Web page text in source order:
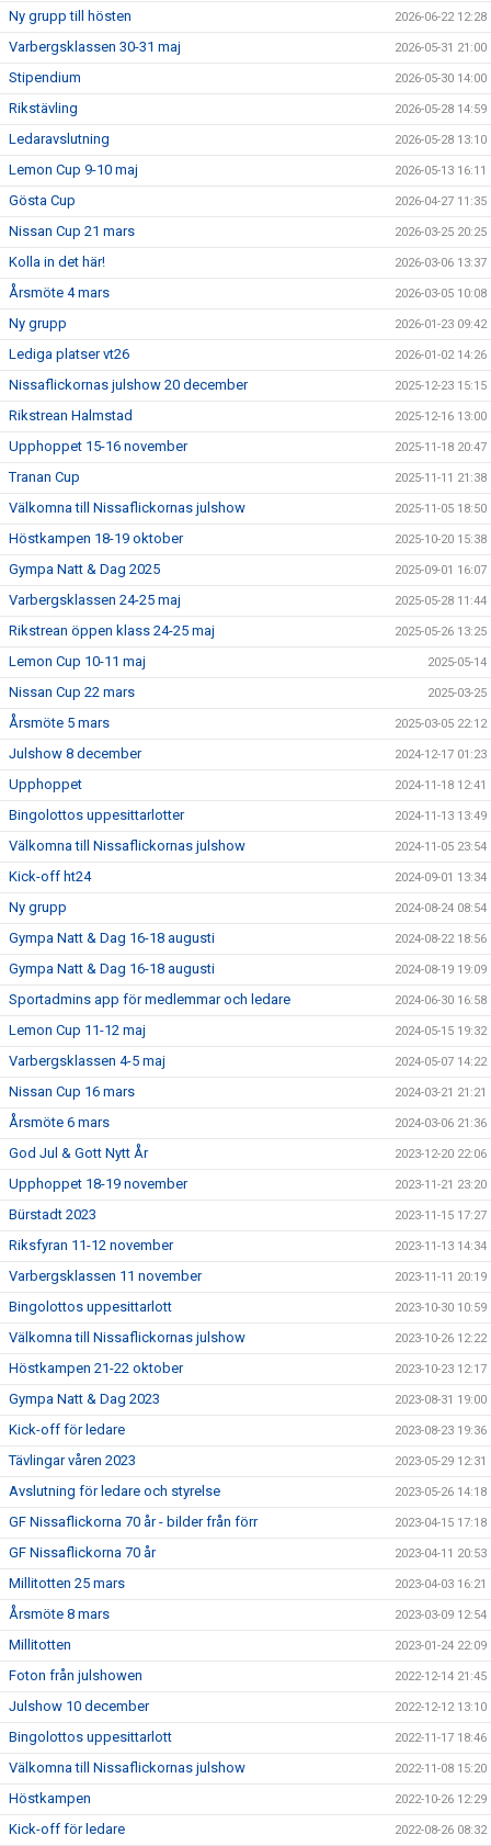
Ny grupp till hösten 2026-06-22 12:28
Varbergsklassen 30-31 maj 2026-05-31 21:00
Stipendium 2026-05-30 14:00
Rikstävling 2026-05-28 14:59
Ledaravslutning 2026-05-28 13:10
Lemon Cup 9-10 maj 2026-05-13 16:11
Gösta Cup 2026-04-27 11:35
Nissan Cup 21 mars 2026-03-25 20:25
Kolla in det här! 2026-03-06 13:37
Årsmöte 4 mars 2026-03-05 10:08
Ny grupp 2026-01-23 09:42
Lediga platser vt26 2026-01-02 14:26
Nissaflickornas julshow 20 december 2025-12-23 15:15
Rikstrean Halmstad 2025-12-16 13:00
Upphoppet 15-16 november 2025-11-18 20:47
Tranan Cup 2025-11-11 21:38
Välkomna till Nissaflickornas julshow 2025-11-05 18:50
Höstkampen 18-19 oktober 2025-10-20 15:38
Gympa Natt & Dag 2025 2025-09-01 16:07
Varbergsklassen 24-25 maj 2025-05-28 11:44
Rikstrean öppen klass 24-25 maj 2025-05-26 13:25
Lemon Cup 10-11 maj 2025-05-14
Nissan Cup 22 mars 2025-03-25
Årsmöte 5 mars 2025-03-05 22:12
Julshow 8 december 2024-12-17 01:23
Upphoppet 2024-11-18 12:41
Bingolottos uppesittarlotter 2024-11-13 13:49
Välkomna till Nissaflickornas julshow 2024-11-05 23:54
Kick-off ht24 2024-09-01 13:34
Ny grupp 2024-08-24 08:54
Gympa Natt & Dag 16-18 augusti 2024-08-22 18:56
Gympa Natt & Dag 16-18 augusti 2024-08-19 19:09
Sportadmins app för medlemmar och ledare 2024-06-30 16:58
Lemon Cup 11-12 maj 2024-05-15 19:32
Varbergsklassen 4-5 maj 2024-05-07 14:22
Nissan Cup 16 mars 2024-03-21 21:21
Årsmöte 6 mars 2024-03-06 21:36
God Jul & Gott Nytt År 2023-12-20 22:06
Upphoppet 18-19 november 2023-11-21 23:20
Bürstadt 2023 2023-11-15 17:27
Riksfyran 11-12 november 2023-11-13 14:34
Varbergsklassen 11 november 2023-11-11 20:19
Bingolottos uppesittarlott 2023-10-30 10:59
Välkomna till Nissaflickornas julshow 2023-10-26 12:22
Höstkampen 21-22 oktober 2023-10-23 12:17
Gympa Natt & Dag 2023 2023-08-31 19:00
Kick-off för ledare 2023-08-23 19:36
Tävlingar våren 2023 2023-05-29 12:31
Avslutning för ledare och styrelse 2023-05-26 14:18
GF Nissaflickorna 70 år - bilder från förr 2023-04-15 17:18
GF Nissaflickorna 70 år 2023-04-11 20:53
Millitotten 25 mars 2023-04-03 16:21
Årsmöte 8 mars 2023-03-09 12:54
Millitotten 2023-01-24 22:09
Foton från julshowen 2022-12-14 21:45
Julshow 10 december 2022-12-12 13:10
Bingolottos uppesittarlott 2022-11-17 18:46
Välkomna till Nissaflickornas julshow 2022-11-08 15:20
Höstkampen 2022-10-26 12:29
Kick-off för ledare 2022-08-26 08:32